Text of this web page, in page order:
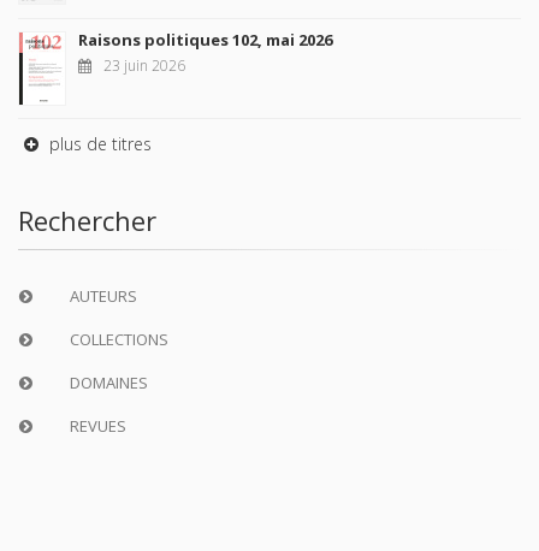
Raisons politiques 102, mai 2026
23 juin 2026
plus de titres
Rechercher
AUTEURS
COLLECTIONS
DOMAINES
REVUES